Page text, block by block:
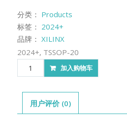
分类： Products
标签： 2024+
品牌： XILINX
2024+, TSSOP-20
XCF01SVOG20C
数
加入购物车
用户评价 (0)